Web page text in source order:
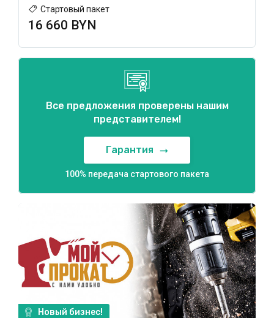
Стартовый пакет
16 660 BYN
Все предложения проверены нашим
представителем!
Гарантия
100% передача стартового пакета
Новый бизнес!